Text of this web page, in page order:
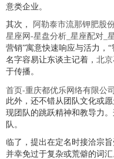
意类企业。
其次，
阿勒泰市流那钾肥股
星座网-星盘分析_星座配对_
营销”寓意快速响应与活力，
名字容易让东谈主记着， 北
于传播。
首页-重庆都优乐网络有限公司
此外，还不错从团队文化或
现团队的跳跃精神和教导力
队。
临了，提出在定名时接洽宗
并幸免过于复杂或荒僻的词